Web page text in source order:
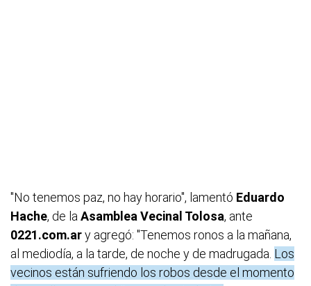
"No tenemos paz, no hay horario", lamentó Eduardo
Hache, de la Asamblea Vecinal Tolosa, ante
0221.com.ary agregó: "Tenemos ronos a la mañana,
al mediodía, a la tarde, de noche y de madrugada. Los
vecinos están sufriendo los robos desde el momento